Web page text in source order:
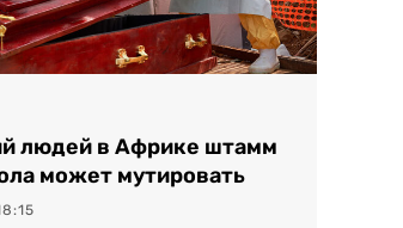
людей в Африке штамм
может мутировать